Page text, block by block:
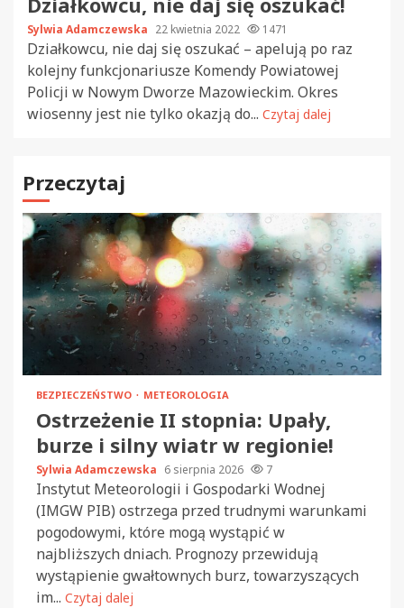
Sylwia Adamczewska 22 kwietnia 2022 1471
Działkowcu, nie daj się oszukać – apelują po raz
kolejny funkcjonariusze Komendy Powiatowej
Policji w Nowym Dworze Mazowieckim. Okres
wiosenny jest nie tylko okazją do... Czytaj dalej
Przeczytaj
BEZPIECZEŃSTWO METEOROLOGIA
Ostrzeżenie II stopnia: Upały,
burze i silny wiatr w regionie!
Sylwia Adamczewska 6 sierpnia 2026 7
Instytut Meteorologii i Gospodarki Wodnej
(IMGW PIB) ostrzega przed trudnymi warunkami
pogodowymi, które mogą wystąpić w
najbliższych dniach. Prognozy przewidują
wystąpienie gwałtownych burz, towarzyszących
im... Czytaj dalej